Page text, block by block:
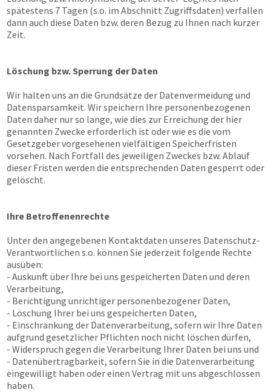
spätestens 7 Tagen (s.o. im Abschnitt Zugriffsdaten) verfallen
dann auch diese Daten bzw. deren Bezug zu Ihnen nach kurzer
Zeit.
Löschung bzw. Sperrung der Daten
Wir halten uns an die Grundsätze der Datenvermeidung und
Datensparsamkeit. Wir speichern Ihre personenbezogenen
Daten daher nur so lange, wie dies zur Erreichung der hier
genannten Zwecke erforderlich ist oder wie es die vom
Gesetzgeber vorgesehenen vielfältigen Speicherfristen
vorsehen. Nach Fortfall des jeweiligen Zweckes bzw. Ablauf
dieser Fristen werden die entsprechenden Daten gesperrt oder
gelöscht.
Ihre Betroffenenrechte
Unter den angegebenen Kontaktdaten unseres Datenschutz-
Verantwortlichen s.o. können Sie jederzeit folgende Rechte
ausüben:
- Auskunft über Ihre bei uns gespeicherten Daten und deren
Verarbeitung,
- Berichtigung unrichtiger personenbezogener Daten,
- Löschung Ihrer bei uns gespeicherten Daten,
- Einschränkung der Datenverarbeitung, sofern wir Ihre Daten
aufgrund gesetzlicher Pflichten noch nicht löschen dürfen,
- Widerspruch gegen die Verarbeitung Ihrer Daten bei uns und
- Datenübertragbarkeit, sofern Sie in die Datenverarbeitung
eingewilligt haben oder einen Vertrag mit uns abgeschlossen
haben.